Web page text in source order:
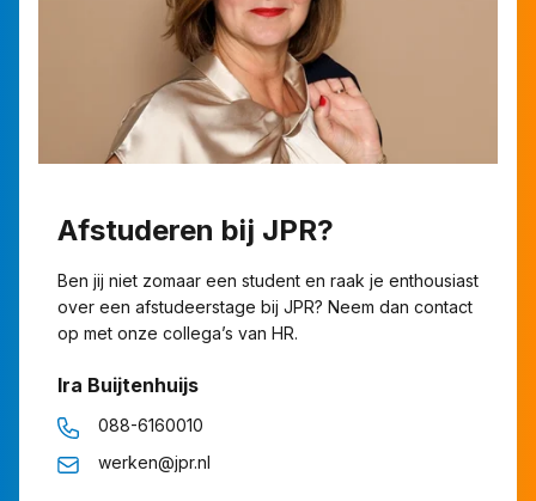
Afstuderen bij JPR?
Ben jij niet zomaar een student en raak je enthousiast
over een afstudeerstage bij JPR? Neem dan contact
op met onze collega’s van HR.
Ira Buijtenhuijs
088-6160010
werken@jpr.nl